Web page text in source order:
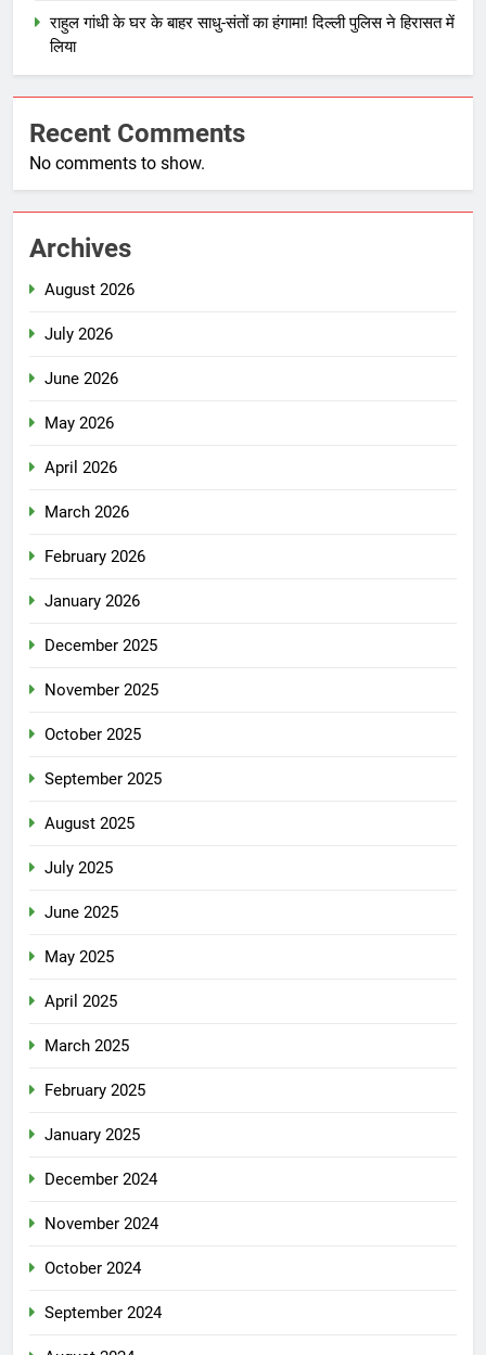
राहुल गांधी के घर के बाहर साधु-संतों का हंगामा! दिल्ली पुलिस ने हिरासत में
लिया
Recent Comments
No comments to show.
Archives
August 2026
July 2026
June 2026
May 2026
April 2026
March 2026
February 2026
January 2026
December 2025
November 2025
October 2025
September 2025
August 2025
July 2025
June 2025
May 2025
April 2025
March 2025
February 2025
January 2025
December 2024
November 2024
October 2024
September 2024